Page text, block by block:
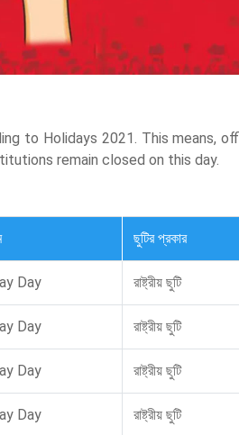
to Holidays 2021. This means,
remain closed on this day.
ছুটির প্রকার
Day রাষ্ট্রীয় ছুটি
Day রাষ্ট্রীয় ছুটি
Day রাষ্ট্রীয় ছুটি
Day রাষ্ট্রীয় ছুটি